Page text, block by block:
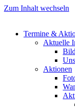
Zum Inhalt wechseln
Termine &
Aktuelle
Aktionen